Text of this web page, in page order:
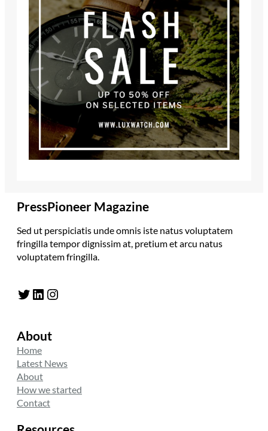
PressPioneer Magazine
Sed ut perspiciatis unde omnis iste natus voluptatem
fringilla tempor dignissim at, pretium et arcu natus
voluptatem fringilla.
Twitter LinkedIn Instagram
About
Home
Latest News
About
How we started
Contact